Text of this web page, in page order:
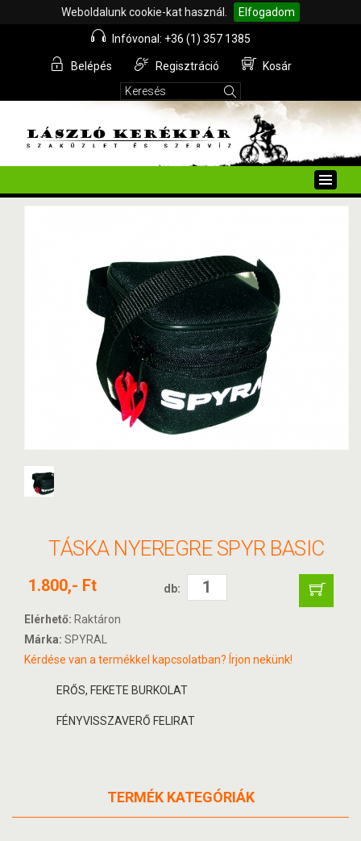
Weboldalunk cookie-kat használ. Elfogadom
Infóvonal: +36 (1) 357 1385
Belépés Regisztráció Kosár
Toggle
TÁSKA NYEREGRE SPYR BASIC
1.800,- Ft db:
Elérhető: Raktáron
Márka: SPYRAL
Kérdése van a termékkel kapcsolatban? Írjon nekünk!
ERŐS, FEKETE BURKOLAT
FÉNYVISSZAVERŐ FELIRAT
TERMÉK KATEGÓRIÁK